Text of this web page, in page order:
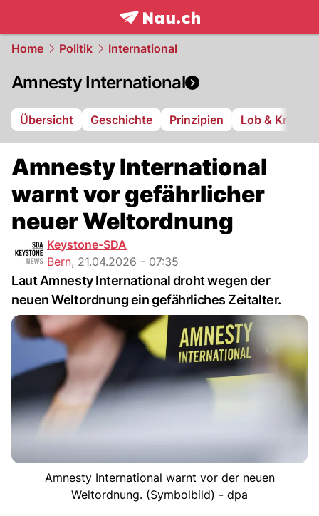
frontpage.NAU.ch
Home Politik International
Amnesty International
Übersicht Geschichte Prinzipien Lob & Kritik
Amnesty International
warnt vor gefährlicher
neuer Weltordnung
Keystone-SDA
Bern, 21.04.2026 - 07:35
Laut Amnesty International droht wegen der
neuen Weltordnung ein gefährliches Zeitalter.
Amnesty International warnt vor der neuen
Weltordnung. (Symbolbild) - dpa